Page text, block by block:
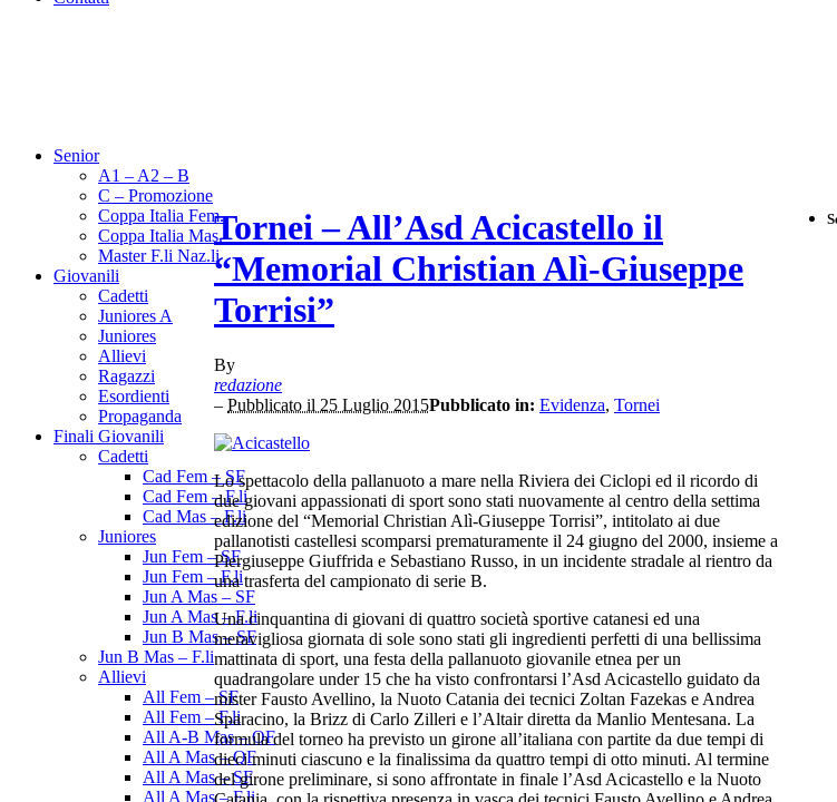
Senior
A1 – A2 – B
C – Promozione
Coppa Italia Fem.
Coppa Italia Mas.
Master F.li Naz.li
Giovanili
Cadetti
Juniores A
Juniores
Allievi
Ragazzi
Esordienti
Propaganda
Finali Giovanili
Cadetti
Cad Fem – SF
Cad Fem – F.li
Cad Mas – F.li
Juniores
Jun Fem – SF
Jun Fem – F.li
Jun A Mas – SF
Jun A Mas – F.li
Jun B Mas – SF
Jun B Mas – F.li
Allievi
All Fem – SF
All Fem – F.li
All A-B Mas – OF
All A Mas – QF
All A Mas – SF
All A Mas – F.li
Tornei – All’Asd Acicastello il
“Memorial Christian Alì-Giuseppe
Torrisi”
By
redazione
– Pubblicato il 25 Luglio 2015Pubblicato in: Evidenza, Tornei
Lo spettacolo della pallanuoto a mare nella Riviera dei Ciclopi ed il ricordo di
due giovani appassionati di sport sono stati nuovamente al centro della settima
edizione del “Memorial Christian Alì-Giuseppe Torrisi”, intitolato ai due
pallanotisti castellesi scomparsi prematuramente il 24 giugno del 2000, insieme a
Piergiuseppe Giuffrida e Sebastiano Russo, in un incidente stradale al rientro da
una trasferta del campionato di serie B.
Una cinquantina di giovani di quattro società sportive catanesi ed una
meravigliosa giornata di sole sono stati gli ingredienti perfetti di una bellissima
mattinata di sport, una festa della pallanuoto giovanile etnea per un
quadrangolare under 15 che ha visto confrontarsi l’Asd Acicastello guidato da
mister Fausto Avellino, la Nuoto Catania dei tecnici Zoltan Fazekas e Andrea
Sparacino, la Brizz di Carlo Zilleri e l’Altair diretta da Manlio Mentesana. La
formula del torneo ha previsto un girone all’italiana con partite da due tempi di
dieci minuti ciascuno e la finalissima da quattro tempi di otto minuti. Al termine
del girone preliminare, si sono affrontate in finale l’Asd Acicastello e la Nuoto